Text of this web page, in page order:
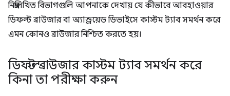
নিম্নলিখিত বিভাগগুলি আপনাকে দেখায় যে কীভাবে আবহাওয়ার
ডিফল্ট ব্রাউজার বা অ্যান্ড্রয়েড ডিভাইসে কাস্টম ট্যাব সমর্থন করে
এমন কোনও ব্রাউজার নিশ্চিত করতে হয়।
ডিফল্ট ব্রাউজার কাস্টম ট্যাব সমর্থন করে
কিনা তা পরীক্ষা করুন